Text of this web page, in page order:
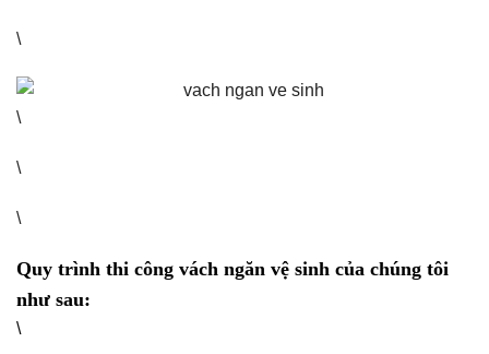
\
\
\
\
Quy trình thi công vách ngăn vệ sinh của chúng tôi
như sau:
\